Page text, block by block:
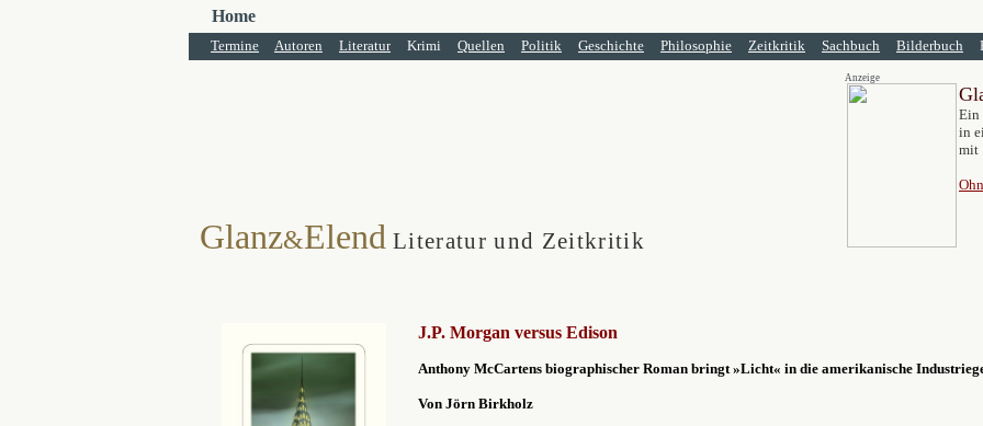
Home
Termine Autoren Literatur Krimi Quellen Politik Geschichte Philosophie Zeitkritik Sachbuch Bilderbuch
Glanz&Elend Literatur und Zeitkritik
Anzeige
Ein
in
mit
J.P. Morgan versus Edison
Anthony McCartens biographischer Roman bringt »Licht« in die amerikanische
Von Jörn Birkholz